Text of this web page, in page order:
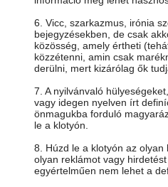
6. Vicc, szarkazmus, irónia
bejegyzésekben, de csak
közösség, amely értheti
közzétenni, amin csak
derülni, mert kizárólag ők
7. A nyilvánvaló
vagy idegen nyelven írt
önmagukba forduló
le a klotyón.
8. Húzd le a klotyón az
olyan reklámot vagy
egyértelműen nem lehet a